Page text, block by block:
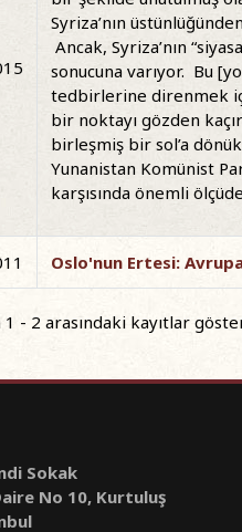
Syriza’nın
Ancak, Syriza’nın
sonucuna varıyor. Bu
tedbirlerine direnmek
bir noktayı gözden
birleşmiş bir sol’a
Yunanistan Komünist
karşısında önemli
Oslo'nun Ertesi:
1 - 2 arasındaki kayıtlar
Sokak
No 10, Kurtuluş